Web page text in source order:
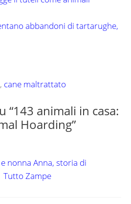
abbandoni di tartarughe,
, cane maltrattato
“143 animali in casa:
Hoarding”
nonna Anna, storia di
Zampe